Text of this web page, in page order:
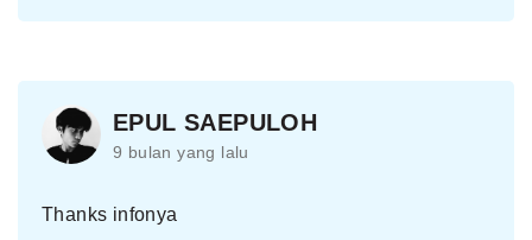
EPUL SAEPULOH
9 bulan yang lalu
Thanks infonya